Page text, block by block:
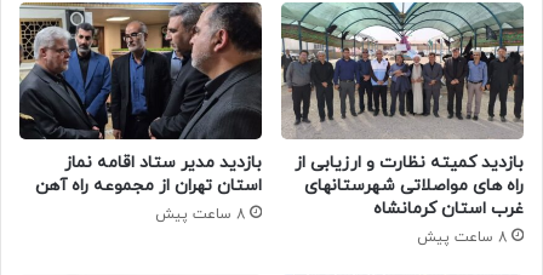
بازدید کمیته نظارت و ارزیابی از
راه های مواصلاتی شهرستانهای
غرب استان کرمانشاه
8 ساعت پیش
بازدید مدیر ستاد اقامه نماز
استان تهران از مجموعه راه آهن
8 ساعت پیش